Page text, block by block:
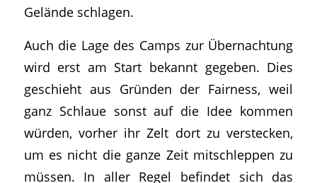
Gelände schlagen.
Auch die Lage des Camps zur Übernachtung
wird erst am Start bekannt gegeben. Dies
geschieht aus Gründen der Fairness, weil
ganz Schlaue sonst auf die Idee kommen
würden, vorher ihr Zelt dort zu verstecken,
um es nicht die ganze Zeit mitschleppen zu
müssen. In aller Regel befindet sich das